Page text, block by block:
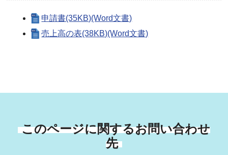
申請書(35KB)(Word文書)
売上高の表(38KB)(Word文書)
このページに関するお問い合わせ
先